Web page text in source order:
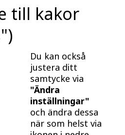
från BoKlok
och underhållsfritt. Bra
för klimatet! Ta reda på varför
bo i ett nybyggt hem från
till kakor
Du kan också
justera ditt
samtycke via
"Ändra
inställningar"
och ändra dessa
när som helst via